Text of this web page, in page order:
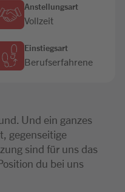
Anstellungsart
Vollzeit
Einstiegsart
Berufserfahrene
Und ein ganzes
gegenseitige
sind für uns das
du bei uns